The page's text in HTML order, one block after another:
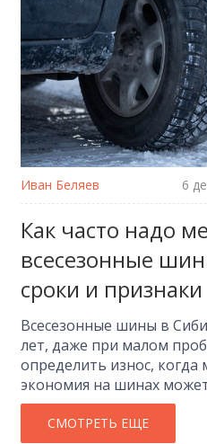
Иван Беляев 6
Как часто надо
всесезонные
сроки и признаки
Всесезонные шины в
лет, даже при малом
определить износ, когда
экономия на шинах
СМОТРЕТЬ ЕЩЕ